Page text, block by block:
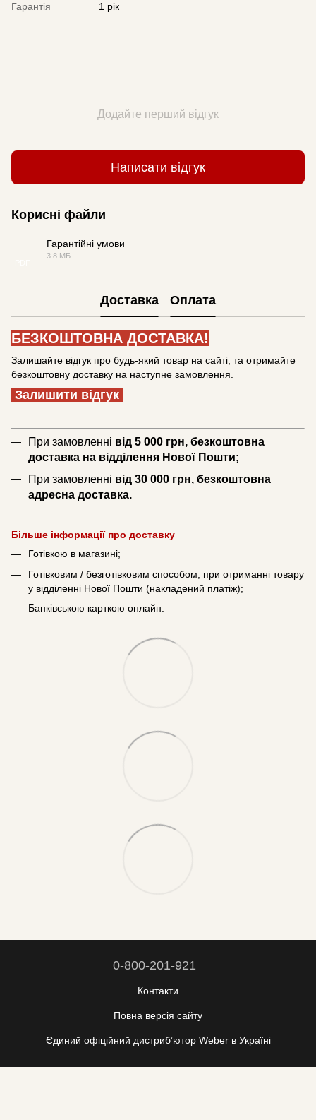
Гарантія 1 рік
Додайте перший відгук
Написати відгук
Корисні файли
Гарантійні умови
3.8 МБ
Доставка Оплата
БЕЗКОШТОВНА ДОСТАВКА!
Залишайте відгук про будь-який товар на сайті, та отримайте
безкоштовну доставку на наступне замовлення.
Залишити відгук
При замовленні від 5 000 грн, безкоштовна
доставка на відділення Нової Пошти;
При замовленні від 30 000 грн, безкоштовна
адресна доставка.
Більше інформації про доставку
Готівкою в магазині;
Готівковим / безготівковим способом, при отриманні товару
у відділенні Нової Пошти (накладений платіж);
Банківською карткою онлайн.
0-800-201-921
Контакти
Повна версія сайту
Єдиний офіційний дистрибʼютор Weber в Україні